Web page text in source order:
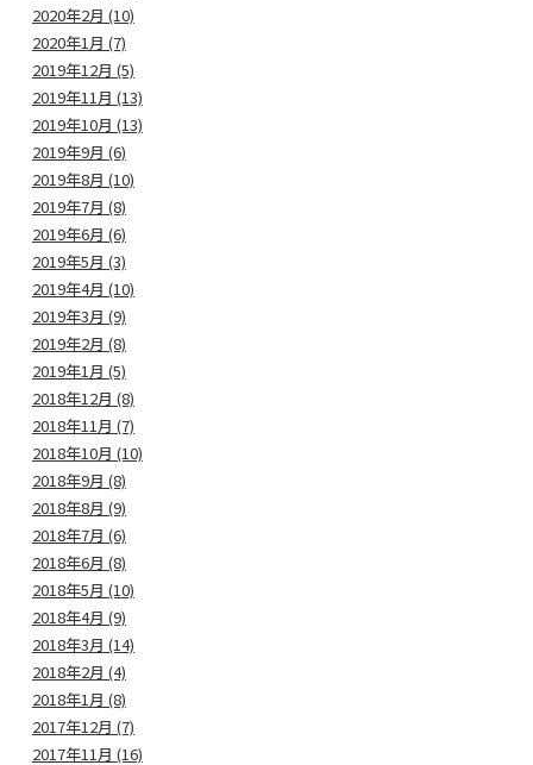
2020年2月 (10)
2020年1月 (7)
2019年12月 (5)
2019年11月 (13)
2019年10月 (13)
2019年9月 (6)
2019年8月 (10)
2019年7月 (8)
2019年6月 (6)
2019年5月 (3)
2019年4月 (10)
2019年3月 (9)
2019年2月 (8)
2019年1月 (5)
2018年12月 (8)
2018年11月 (7)
2018年10月 (10)
2018年9月 (8)
2018年8月 (9)
2018年7月 (6)
2018年6月 (8)
2018年5月 (10)
2018年4月 (9)
2018年3月 (14)
2018年2月 (4)
2018年1月 (8)
2017年12月 (7)
2017年11月 (16)